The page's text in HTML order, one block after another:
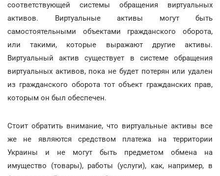
соответствующей системы обращения виртуальных
активов. Виртуальные активы могут быть
самостоятельными объектами гражданского оборота,
или такими, которые выражают другие активы.
Виртуальный актив существует в системе обращения
виртуальных активов, пока не будет потерян или удален
из гражданского оборота тот объект гражданских прав,
которым он был обеспечен.
Стоит обратить внимание, что виртуальные активы все
же не являются средством платежа на территории
Украины и не могут быть предметом обмена на
имущество (товары), работы (услуги), как, например, в